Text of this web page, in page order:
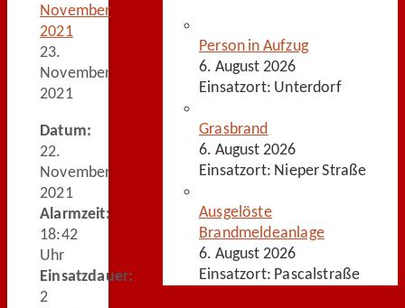
November
2021
23.
November
2021
Datum:
22.
November
2021
Alarmzeit:
18:42
Uhr
Einsatzdauer:
2
Person in Aufzug
6. August 2026
Einsatzort: Unterdorf
Grasbrand
6. August 2026
Einsatzort: Nieper Straße
Ausgelöste
Brandmeldeanlage
6. August 2026
Einsatzort: Pascalstraße